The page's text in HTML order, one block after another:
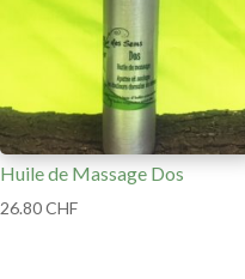
Huile de Massage Dos
26.80CHF